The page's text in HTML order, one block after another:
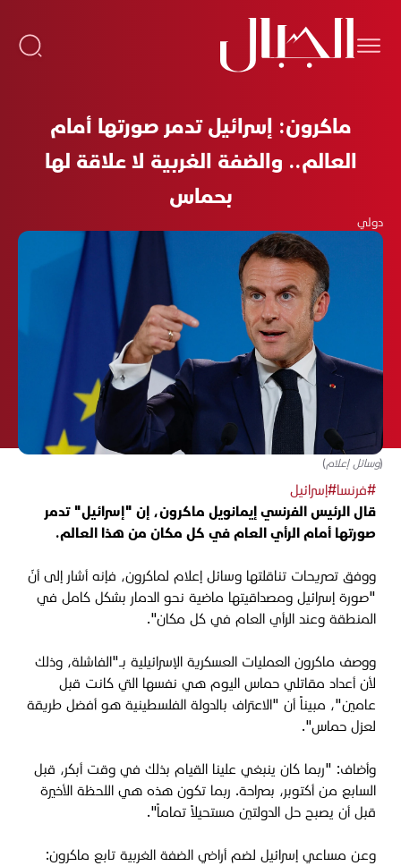
ماكرون: إسرائيل تدمر صورتها أمام
العالم.. والضفة الغربية لا علاقة لها
بحماس
دولي
(وسائل إعلام)
#فرنسا#إسرائيل
قال الرئيس الفرنسي إيمانويل ماكرون، إن "إسرائيل" تدمر
صورتها أمام الرأي العام في كل مكان من هذا العالم.
ووفق تصريحات تناقلتها وسائل إعلام لماكرون، فإنه أشار إلى أنّ
"صورة إسرائيل ومصداقيتها ماضية نحو الدمار بشكل كامل في
المنطقة وعند الرأي العام في كل مكان".
ووصف ماكرون العمليات العسكرية الإسرائيلية بـ"الفاشلة، وذلك
لأن أعداد مقاتلي حماس اليوم هي نفسها التي كانت قبل
عامين"، مبيناً أن "الاعتراف بالدولة الفلسطينية هو أفضل طريقة
لعزل حماس".
وأضاف: "ربما كان ينبغي علينا القيام بذلك في وقت أبكر، قبل
السابع من أكتوبر، بصراحة. ربما تكون هذه هي اللحظة الأخيرة
قبل أن يصبح حل الدولتين مستحيلاً تماماً".
وعن مساعي إسرائيل لضم أراضي الضفة الغربية تابع ماكرون: